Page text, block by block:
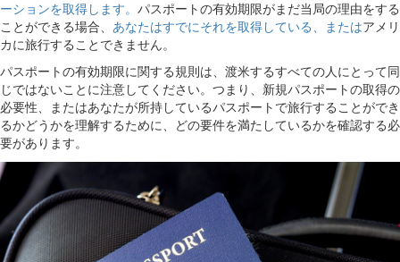
ーションを取得します。 パスポートの有効期限がまだ当局の理由をする
ことができる場合、 あなたはすでにそれを取得している、またはアメリ
カに旅行することできません。
パスポートの有効期限に関する規則は、渡米するすべての人にとって同
じではないことに注意してください。つまり、新規パスポートの取得の
必要性、またはあなたが所持しているパスポートで旅行することができ
るかどうかを理解するために、どの要件を満たしているかを確認する必
要があります。